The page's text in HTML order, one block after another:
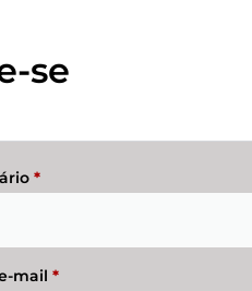
se
*
mail *